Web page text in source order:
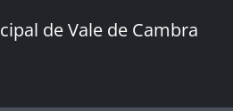
de Vale de Cambra